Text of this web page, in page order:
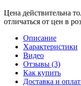
Цена действительна
отличаться от цен в
Описание
Характеристики
Видео
Отзывы (3)
Как купить
Доставка и